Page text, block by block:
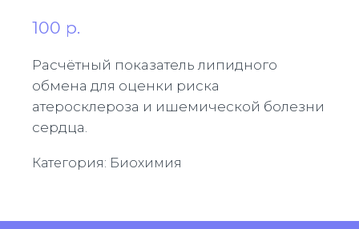
100 р.
Расчётный показатель липидного
обмена для оценки риска
атеросклероза и ишемической болезни
сердца.
Категория: Биохимия